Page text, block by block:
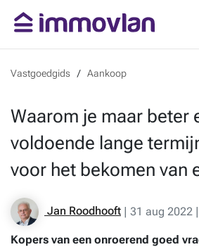
Vastgoedgids Aankoop
Waarom je maar beter
voldoende lange
voor het bekomen van
Jan Roodhooft | 31 aug 2022 |
Kopers van een onroerend goed